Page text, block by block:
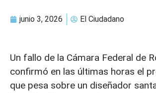
junio 3, 2026 El Ciudadano
Un fallo de la Cámara Federal de
confirmó en las últimas horas el
que pesa sobre un diseñador